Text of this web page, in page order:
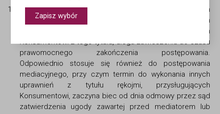
W razie dochodzenia przed sądem albo sądem
polubownym jednego z uprawnień z tytułu rękojmi termin
do wykonania innych uprawnień, przysługujących
Konsumentowi z tego tytułu, ulega zawieszeniu do czasu
prawomocnego zakończenia postępowania.
Odpowiednio stosuje się również do postępowania
mediacyjnego, przy czym termin do wykonania innych
uprawnień z tytułu rękojmi, przysługujących
Konsumentowi, zaczyna biec od dnia odmowy przez sąd
zatwierdzenia ugody zawartej przed mediatorem lub
Zapisz wybór